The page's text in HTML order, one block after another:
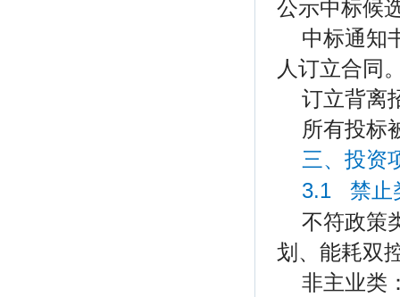
公示中标候
中标通知
人订立合同
订立背离
所有投标
三、投资
3.1 禁止
不符政策
划、能耗双
非主业类